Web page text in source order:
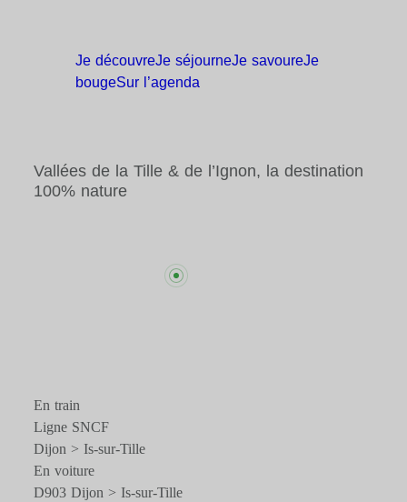
Je découvreJe séjourneJe savoureJe
bougeSur l’agenda
Vallées de la Tille & de l’Ignon, la destination
100% nature
En train
Ligne SNCF
Dijon > Is-sur-Tille
En voiture
D903 Dijon > Is-sur-Tille